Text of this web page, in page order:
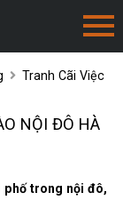
Tranh Cãi Việc
NỘI ĐÔ HÀ
phố trong nội đô,